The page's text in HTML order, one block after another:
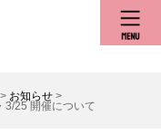
> お知らせ >
3/25 開催について